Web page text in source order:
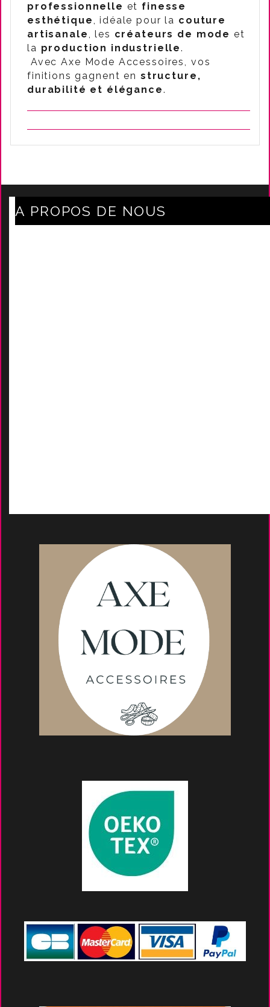
professionnelle et finesse
esthétique, idéale pour la couture
artisanale, les créateurs de mode et
la production industrielle.
Avec Axe Mode Accessoires, vos
finitions gagnent en structure,
durabilité et élégance.
A PROPOS DE NOUS